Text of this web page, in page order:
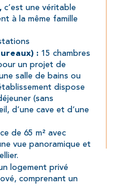
c’est une véritable
à la même famille
: 15 chambres
un projet de
salle de bains ou
dispose
(sans
d’une cave et d’une
de 65 m² avec
vue panoramique et
logement privé
comprenant un